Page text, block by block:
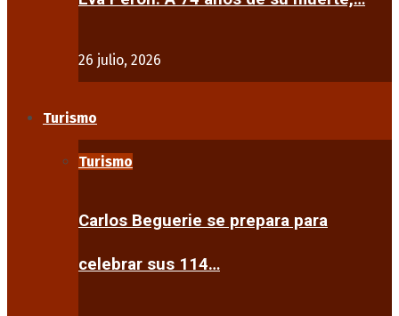
26 julio, 2026
Turismo
Turismo
Carlos Beguerie se prepara para
celebrar sus 114…